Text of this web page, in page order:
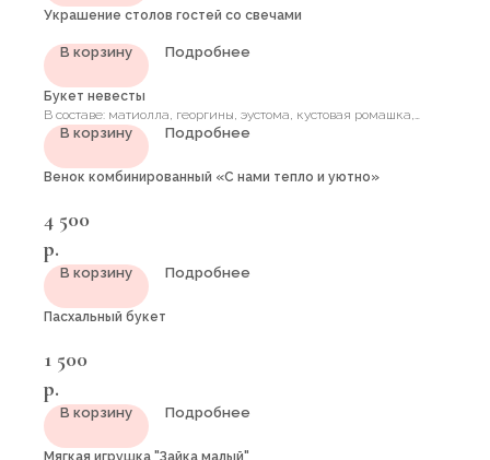
Украшение столов гостей со свечами
В корзину Подробнее
Букет невесты
В составе: матиолла, георгины, эустома, кустовая ромашка,
кустовая роза, эвкалипт
В корзину Подробнее
Венок комбинированный «С нами тепло и уютно»
4 500
р.
В корзину Подробнее
Пасхальный букет
1 500
р.
В корзину Подробнее
Мягкая игрушка "Зайка малый"